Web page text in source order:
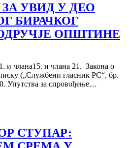
УВИД У ДЕО
БИРАЧКОГ
ОПШТИНЕ
и члана15. и члана 21. Закона о
(„Службени гласник РС“, бр.
Упутства за спровођење…
СТУПАР: